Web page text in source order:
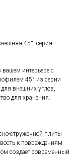
45°, серия
интерьере с
45° из серии
для внешних углов,
для хранения.
стружечной плиты
к повреждениям.
создает современный